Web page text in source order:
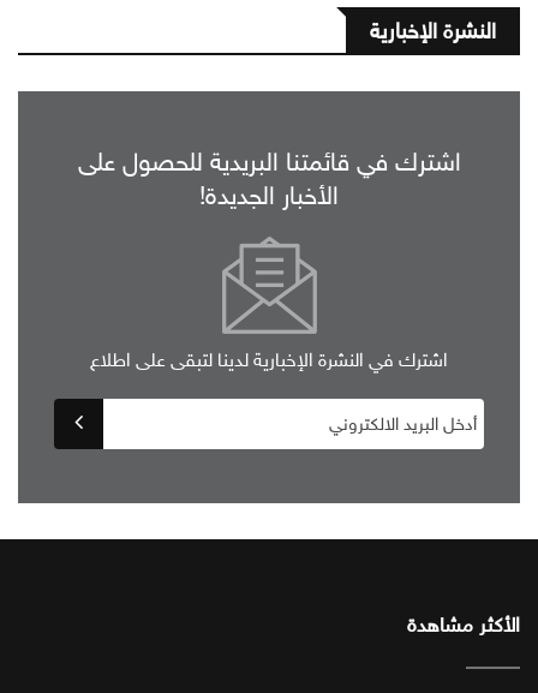
النشرة الإخبارية
اشترك في قائمتنا البريدية للحصول على
الأخبار الجديدة!
اشترك في النشرة الإخبارية لدينا لتبقى على اطلاع
الأكثر مشاهدة